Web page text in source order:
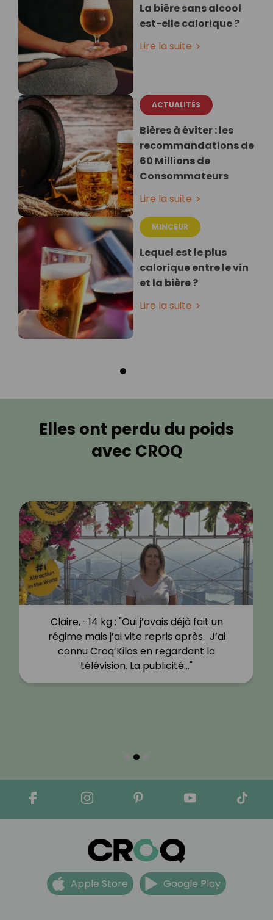
La bière sans alcool
est-elle calorique ?
Lire la suite
ACTUALITÉS
Bières à éviter : les
recommandations de
60 Millions de
Consommateurs
Lire la suite
MINCEUR
Lequel est le plus
calorique entre le vin
et la bière ?
Lire la suite
Elles ont perdu du poids
avec CROQ
Claire, -14 kg : "Oui j’avais déjà fait un
régime mais j’ai vite repris après. J’ai
connu Croq’Kilos en regardant la
télévision. La publicité…"
Apple Store Google Play